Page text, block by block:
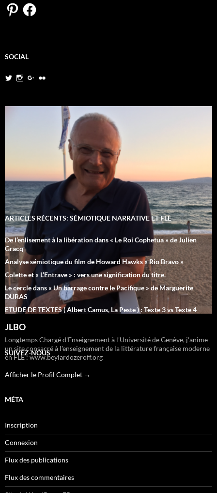
PinterestFacebook
SOCIAL
TwitterInstagram
Google+
JLBO
Longtemps Chargé d'Enseignement à l'Université de Genève, j'anime
un site consacré à l'enseignement de la littérature française moderne
en FLE : www.beylardozeroff.org
Afficher le Profil Complet →
ARTICLES RÉCENTS: SÉMIOTIQUE NARRATIVE ET FLE
De l’enlisement à la libération dans « Le Roi Cophetua » de Julien
Gracq
Analyse sémiotique du film de Howard Hawks « Rio Bravo »
Colette et « L’Entrave » : vers une signification du titre.
Le cercle dans « Un barrage contre le Pacifique » de Marguerite
DURAS
ETUDE DE TEXTES ( Albert Camus, La Peste ) : Texte 3 vs Texte 4
SUIVEZ-NOUS
MÉTA
Inscription
Connexion
Flux des publications
Flux des commentaires